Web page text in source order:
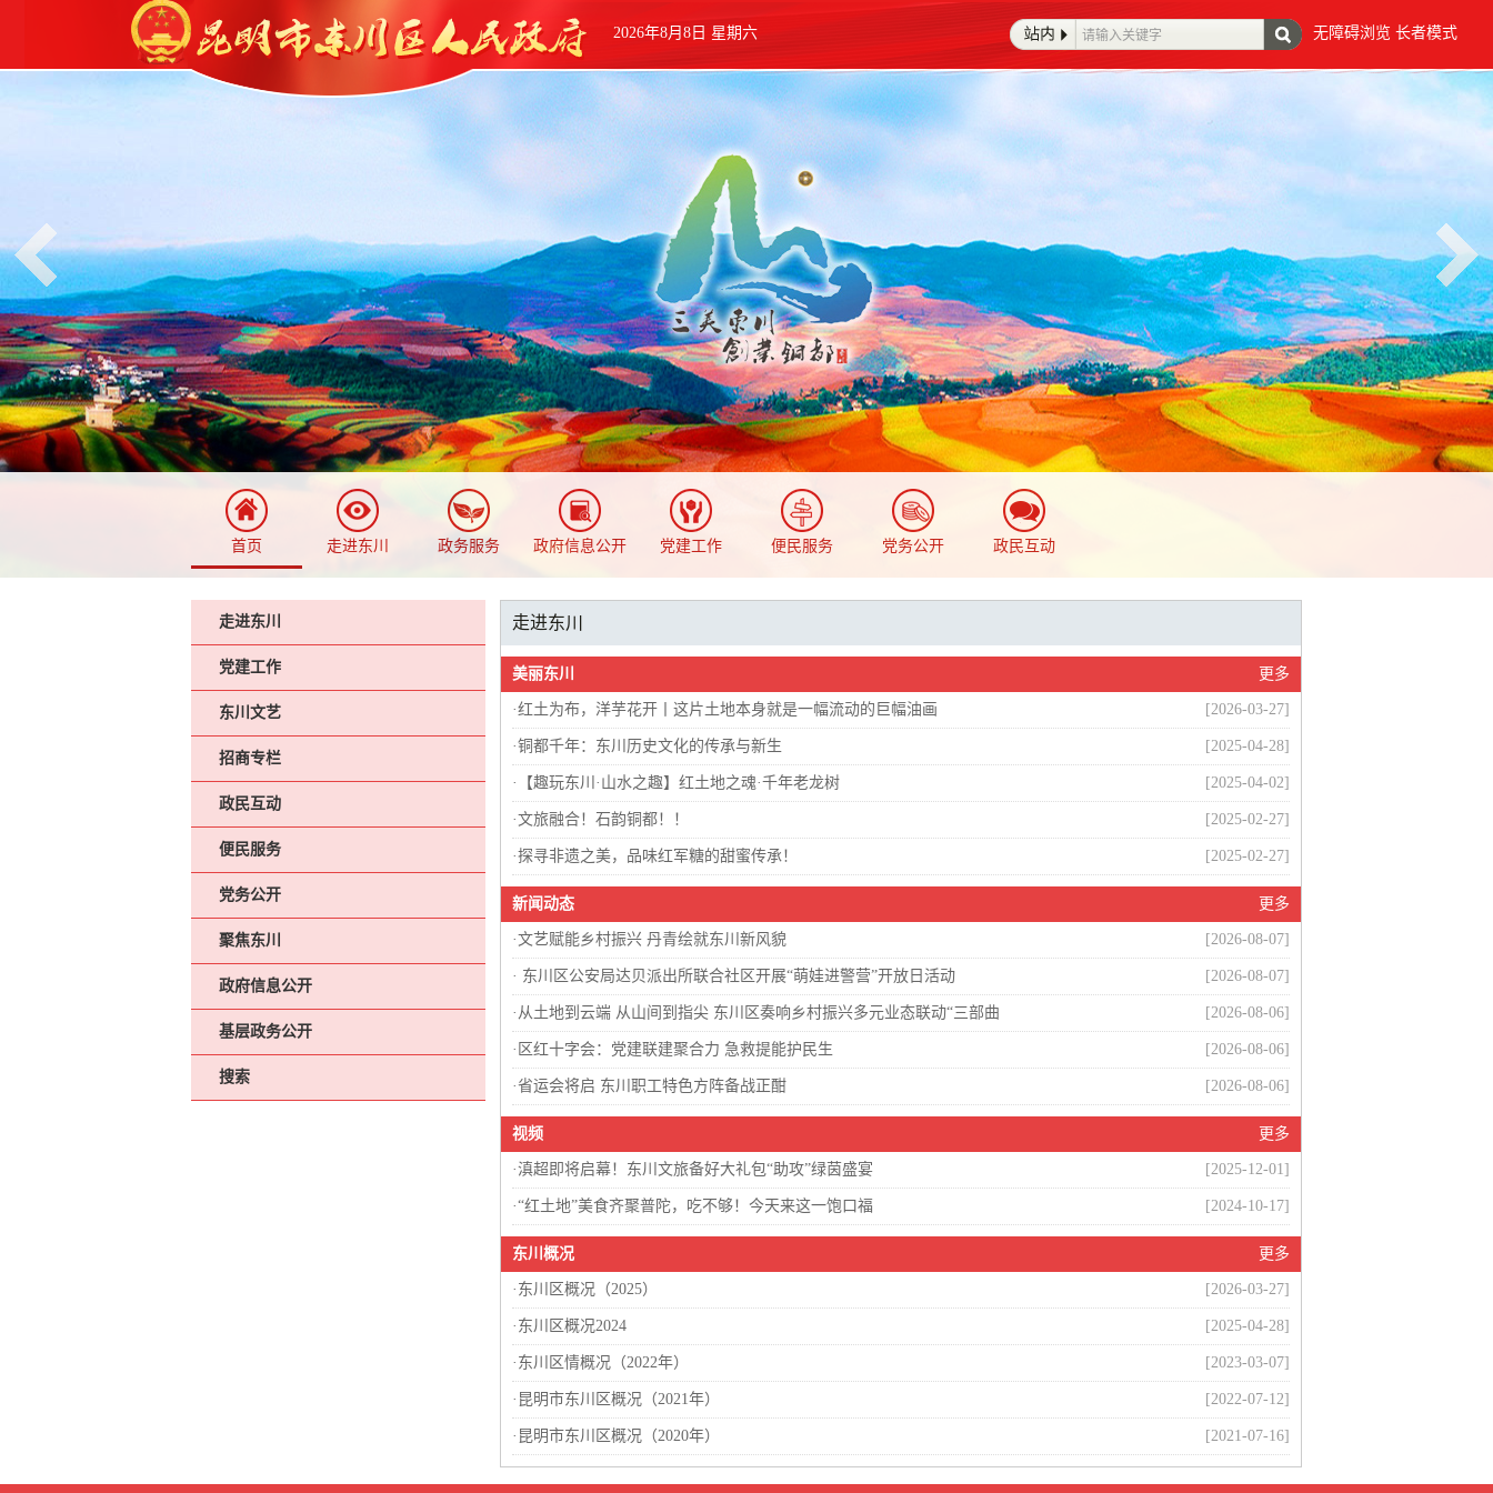
无障碍浏览 长者模式
2026年8月8日 星期六
首页 走进东川 政务服务 政府信息公开 党建工作 便民服务 党务公开 政民互动
走进东川
党建工作
东川文艺
招商专栏
政民互动
便民服务
党务公开
聚焦东川
政府信息公开
基层政务公开
搜索
走进东川
美丽东川 更多
[2026-03-27]
·红土为布，洋芋花开丨这片土地本身就是一幅流动的巨幅油画
[2025-04-28]
·铜都千年：东川历史文化的传承与新生
[2025-04-02]
· 【趣玩东川·山水之趣】红土地之魂·千年老龙树
[2025-02-27]
·文旅融合！石韵铜都！！
[2025-02-27]
·探寻非遗之美，品味红军糖的甜蜜传承！
新闻动态 更多
[2026-08-07]
·文艺赋能乡村振兴 丹青绘就东川新风貌
[2026-08-07]
· 东川区公安局达贝派出所联合社区开展“萌娃进警营”开放日活动
[2026-08-06]
· 从土地到云端 从山间到指尖 东川区奏响乡村振兴多元业态联动“三部曲
[2026-08-06]
· 区红十字会：党建联建聚合力 急救提能护民生
[2026-08-06]
·省运会将启 东川职工特色方阵备战正酣
视频 更多
[2025-12-01]
·滇超即将启幕！东川文旅备好大礼包“助攻”绿茵盛宴
[2024-10-17]
·“红土地”美食齐聚普陀，吃不够！今天来这一饱口福
东川概况 更多
[2026-03-27]
· 东川区概况（2025）
[2025-04-28]
· 东川区概况2024
[2023-03-07]
· 东川区情概况（2022年）
[2022-07-12]
· 昆明市东川区概况（2021年）
[2021-07-16]
· 昆明市东川区概况（2020年）